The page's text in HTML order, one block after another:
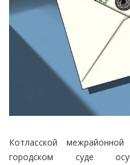
Котласской
городском суде